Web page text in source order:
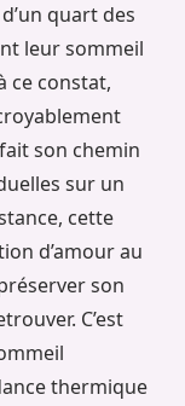
quart des
leur sommeil
ce constat,
son chemin
sur un
cette
d’amour au
son
C’est
thermique